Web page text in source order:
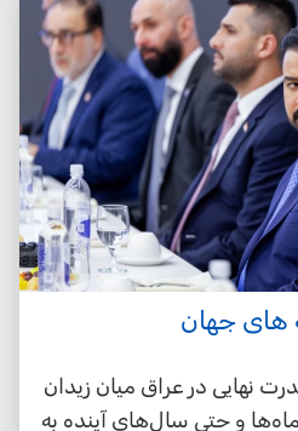
جهان
نهایی در عراق میان زیدان
و حتی سال‌های آینده به